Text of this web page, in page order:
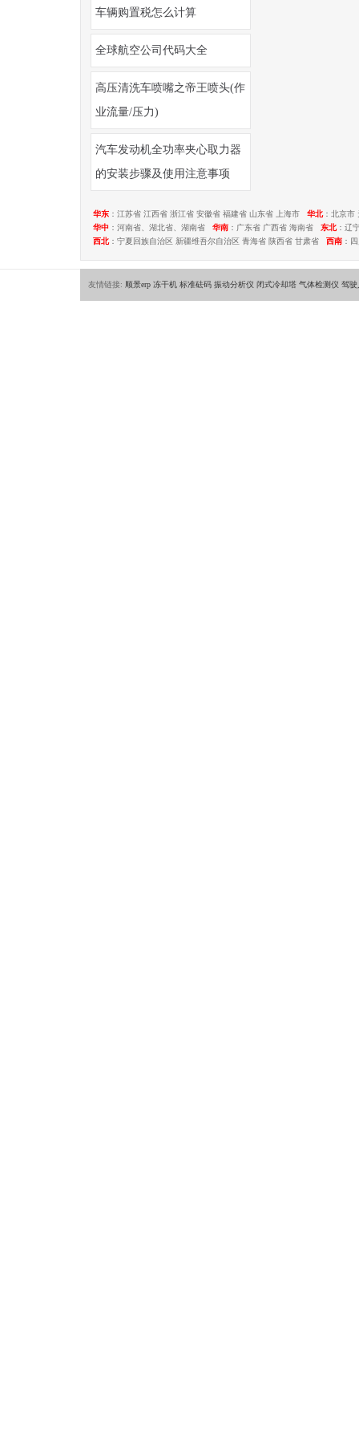
车辆购置税怎么计算
全球航空公司代码大全
高压清洗车喷嘴之帝王喷头(作
业流量/压力)
汽车发动机全功率夹心取力器
的安装步骤及使用注意事项
华东 ：江苏省 江西省 浙江省 安徽省 福建省 山东省 上海市 华北：北京市
华中 ：河南省、湖北省、湖南省 华南 ：广东省 广西省 海南省 东北：辽
西北：宁夏回族自治区 新疆维吾尔自治区 青海省 陕西省 甘肃省 西南 ：
友情链接: 顺景erp 冻干机 标准砝码 振动分析仪 闭式冷却塔 气体检测仪 驾驶